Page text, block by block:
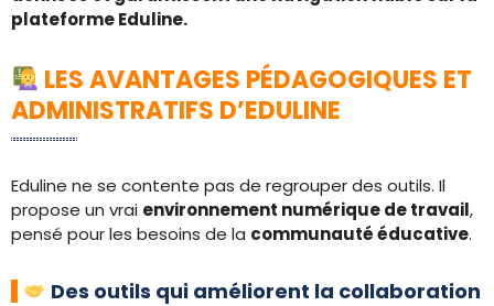
plateforme Eduline.
LES AVANTAGES PÉDAGOGIQUES ET
ADMINISTRATIFS D’EDULINE
Eduline ne se contente pas de regrouper des outils. Il
propose un vrai environnement numérique de travail,
pensé pour les besoins de la communauté éducative.
Des outils qui améliorent la collaboration